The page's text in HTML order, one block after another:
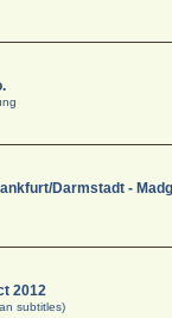
Darmstadt -
2012
subtitles)